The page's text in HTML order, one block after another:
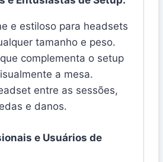
e estiloso para headsets
tamanho e peso.
complementa o setup
a mesa.
entre as sessões,
e danos.
e Usuários de